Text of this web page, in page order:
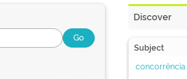
Discover
Subject
concorrência